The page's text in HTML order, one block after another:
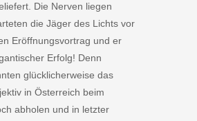
Die Nerven liegen
die Jäger des Lichts vor
Eröffnungsvortrag und er
Erfolg! Denn
glücklicherweise das
in Österreich beim
abholen und in letzter